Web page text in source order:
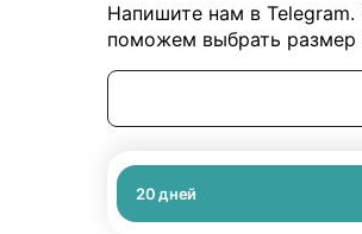
Напишите нам в
поможем выбрать размер
20дней